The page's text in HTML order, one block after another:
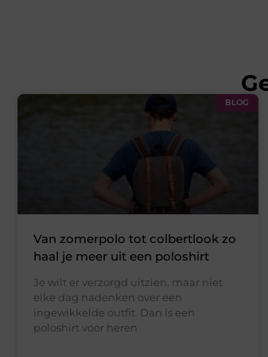
BLOG
Van zomerpolo tot colbertlook zo
haal je meer uit een poloshirt
Je wilt er verzorgd uitzien, maar niet
elke dag nadenken over een
ingewikkelde outfit. Dan is een
poloshirt voor heren